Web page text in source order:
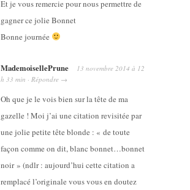
Et je vous remercie pour nous permettre de
gagner ce jolie Bonnet
Bonne journée
MademoisellePrune 13 novembre 2014 à 12
h 33 min · Répondre →
Oh que je le vois bien sur la tête de ma
gazelle ! Moi j’ai une citation revisitée par
une jolie petite tête blonde : « de toute
façon comme on dit, blanc bonnet…bonnet
noir » (ndlr : aujourd’hui cette citation a
remplacé l’originale vous vous en doutez